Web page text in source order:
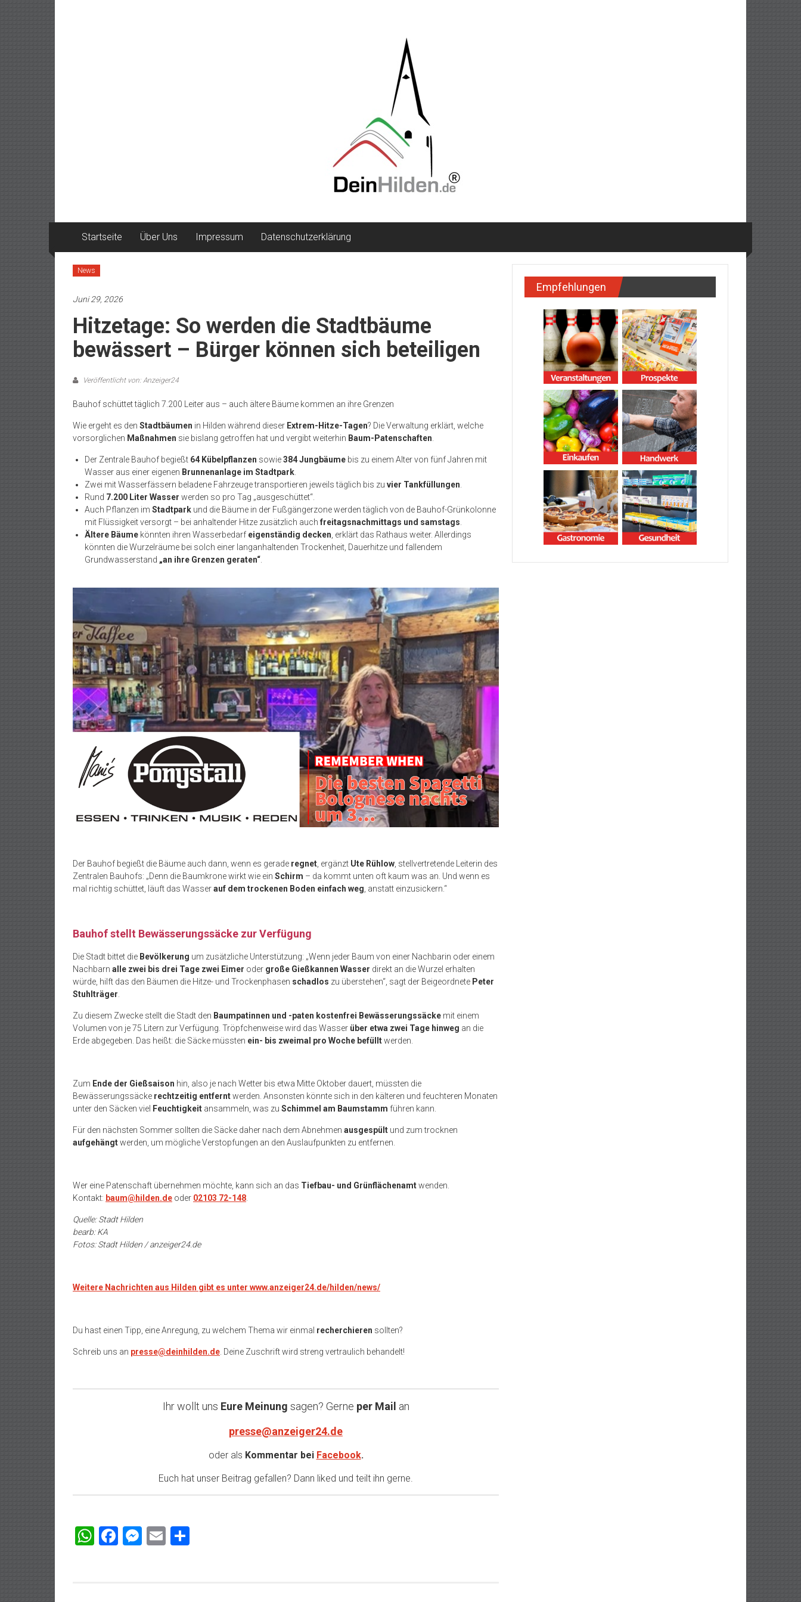
Startseite Über Uns Impressum Datenschutzerklärung
News
Juni 29, 2026
Hitzetage: So werden die Stadtbäume
bewässert – Bürger können sich beteiligen
Veröffentlicht von: Anzeiger24
Bauhof schüttet täglich 7.200 Leiter aus – auch ältere Bäume kommen an ihre Grenzen
Wie ergeht es den Stadtbäumen in Hilden während dieser Extrem-Hitze-Tagen? Die Verwaltung erklärt, welche
vorsorglichen Maßnahmen sie bislang getroffen hat und vergibt weiterhin Baum-Patenschaften
Der Zentrale Bauhof begießt 64 Kübelpflanzen sowie384 Jungbäume bis zu einem Alter von fünf Jahren mit
Wasser aus einer eigenen Brunnenanlage im Stadtpark
Zwei mit Wasserfässern beladene Fahrzeuge transportieren jeweils täglich bis zu vier Tankfüllungen
Rund 7.200 Liter Wasser werden so pro Tag „ausgeschüttet“.
Auch Pflanzen im Stadtpark und die Bäume in der Fußgängerzone werden täglich von de Bauhof-Grünkolonne
mit Flüssigkeit versorgt – bei anhaltender Hitze zusätzlich auch freitagsnachmittags und samstags
Ältere Bäume könnten ihren Wasserbedarf eigenständig decken , erklärt das Rathaus weiter. Allerdings
könnten die Wurzelräume bei solch einer langanhaltenden Trockenheit, Dauerhitze und fallendem
Grundwasserstand „an ihre Grenzen geraten“
Der Bauhof begießt die Bäume auch dann, wenn es gerade regnet , ergänzt Ute Rühlow , stellvertretende Leiterin des
Zentralen Bauhofs: „Denn die Baumkrone wirkt wie ein Schirm – da kommt unten oft kaum was an. Und wenn es
mal richtig schüttet, läuft das Wasserauf dem trockenen Boden einfach weg , anstatt einzusickern.“
Bauhof stellt Bewässerungssäcke zur Verfügung
Die Stadt bittet die Bevölkerung um zusätzliche Unterstützung: „Wenn jeder Baum von einer Nachbarin oder einem
Nachbarn alle zwei bis drei Tage zwei Eimer oder große Gießkannen Wasser direkt an die Wurzel erhalten
würde, hilft das den Bäumen die Hitze- und Trockenphasen schadlos zu überstehen“, sagt der Beigeordnete Peter
Stuhlträger
Zu diesem Zwecke stellt die Stadt den Baumpatinnen und -paten kostenfrei Bewässerungssäcke mit einem
Volumen von je 75 Litern zur Verfügung. Tröpfchenweise wird das Wasser über etwa zwei Tage hinweg an die
Erde abgegeben. Das heißt: die Säcke müssten ein- bis zweimal pro Woche befülltwerden.
Zum Ende der Gießsaison hin, also je nach Wetter bis etwa Mitte Oktober dauert, müssten die
Bewässerungssäcke rechtzeitig entferntwerden. Ansonsten könnte sich in den kälteren und feuchteren Monaten
unter den Säcken viel Feuchtigkeit ansammeln, was zu Schimmel am Baumstamm führen kann.
Für den nächsten Sommer sollten die Säcke daher nach dem Abnehmen ausgespült und zum trocknen
aufgehängtwerden, um mögliche Verstopfungen an den Auslaufpunkten zu entfernen.
Wer eine Patenschaft übernehmen möchte, kann sich an das Tiefbau- und Grünflächenamtwenden.
Kontakt: baum@hilden.de oder 02103 72-148
Quelle: Stadt Hilden
bearb: KA
Fotos: Stadt Hilden / anzeiger24.de
Weitere Nachrichten aus Hilden gibt es unter www.anzeiger24.de/hilden/news/
Du hast einen Tipp, eine Anregung, zu welchem Thema wir einmal recherchieren sollten?
Schreib uns an presse@deinhilden.de . Deine Zuschrift wird streng vertraulich behandelt!
Ihr wollt uns Eure Meinung sagen? Gerne per Mail an
presse@anzeiger24.de
oder als Kommentar bei Facebook.
Euch hat unser Beitrag gefallen? Dann liked und teilt ihn gerne.
WhatsApp
Facebook
Messenger
Email
Empfehlungen